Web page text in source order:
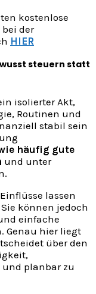
kostenlose
bei der
HIER
steuern statt
isolierter Akt,
Routinen und
stabil sein
häufig gute
und unter
lassen
können jedoch
einfache
Genau hier liegt
über den
planbar zu